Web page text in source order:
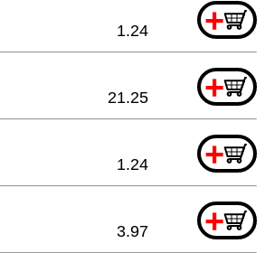
+
1.24
+
21.25
+
1.24
+
3.97